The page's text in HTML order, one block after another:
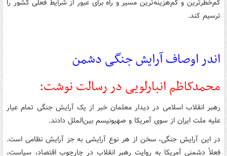
کم‌خطرترین و کم‌هزینه‌ترین مسیر و راه برای عبور از شرایط فعلی کشور را
ترسیم کند.
اندر اوصاف آرایش جنگی دشمن
محمدکاظم انبارلویی در رسالت نوشت:
رهبر انقلاب اسلامی در دیدار معلمان خبر از یک آرایش جنگی تمام عیار
علیه ملت ایران از سوی آمریکا و صهیونیسم بین‌الملل دادند.
در این آرایش جنگی، سخن از هر نوع آرایشی به جز آرایش نظامی است.
فعلاً دشمنی آمریکا به روایت رهبر انقلاب در چارچوب اقتصاد، سیاست،